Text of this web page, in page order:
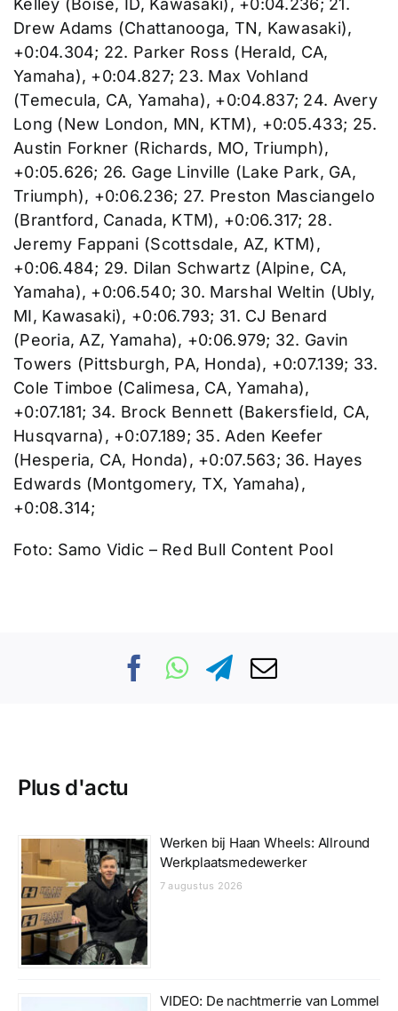
Drew Adams (Chattanooga, TN, Kawasaki),
+0:04.304; 22. Parker Ross (Herald, CA,
Yamaha), +0:04.827; 23. Max Vohland
(Temecula, CA, Yamaha), +0:04.837; 24. Avery
Long (New London, MN, KTM), +0:05.433; 25.
Austin Forkner (Richards, MO, Triumph),
+0:05.626; 26. Gage Linville (Lake Park, GA,
Triumph), +0:06.236; 27. Preston Masciangelo
(Brantford, Canada, KTM), +0:06.317; 28.
Jeremy Fappani (Scottsdale, AZ, KTM),
+0:06.484; 29. Dilan Schwartz (Alpine, CA,
Yamaha), +0:06.540; 30. Marshal Weltin (Ubly,
MI, Kawasaki), +0:06.793; 31. CJ Benard
(Peoria, AZ, Yamaha), +0:06.979; 32. Gavin
Towers (Pittsburgh, PA, Honda), +0:07.139; 33.
Cole Timboe (Calimesa, CA, Yamaha),
+0:07.181; 34. Brock Bennett (Bakersfield, CA,
Husqvarna), +0:07.189; 35. Aden Keefer
(Hesperia, CA, Honda), +0:07.563; 36. Hayes
Edwards (Montgomery, TX, Yamaha),
+0:08.314;
Foto: Samo Vidic – Red Bull Content Pool
Plus d'actu
Werken bij Haan Wheels: Allround
Werkplaatsmedewerker
7 augustus 2026
VIDEO: De nachtmerrie van Lommel